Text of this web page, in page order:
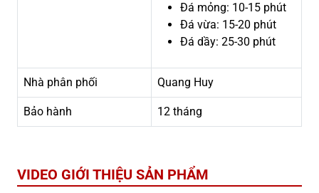
Đá mỏng: 10-15 phút
Đá vừa: 15-20 phút
Đá dầy: 25-30 phút
Nhà phân phối Quang Huy
Bảo hành 12 tháng
VIDEO GIỚI THIỆU SẢN PHẨM